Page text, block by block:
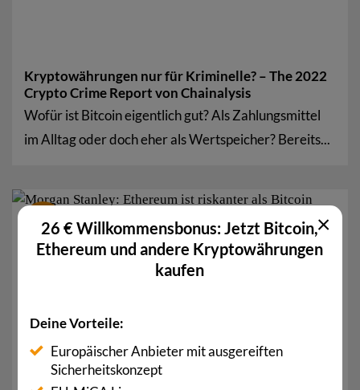
Kryptowährungen nur für Kriminelle? – The 2022
Crypto Crime Report von Chainalysis
Wofür ist Bitcoin eigentlich gut? Als Zahlungsmittel
im Alltag oder doch eher als Wertspeicher? Bereits...
Feb.
26 € Willkommensbonus: Jetzt Bitcoin,
Ethereum und andere Kryptowährungen
kaufen
Deine Vorteile:
Europäischer Anbieter mit ausgereiften
Sicherheitskonzept
×